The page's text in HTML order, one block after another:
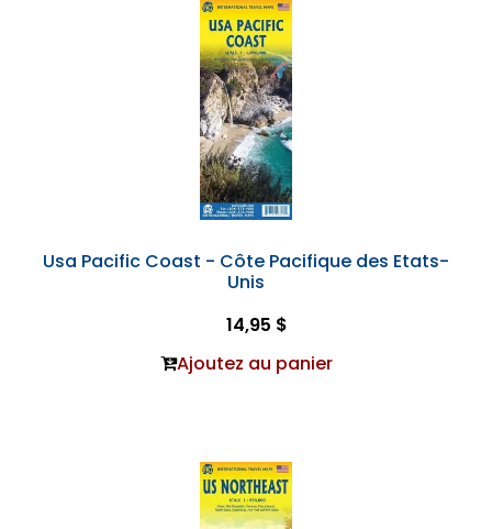
Usa Pacific Coast - Côte Pacifique des Etats-
Unis
14,95 $
Ajoutez au panier